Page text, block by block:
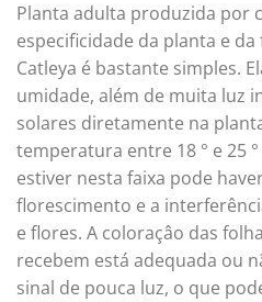
Planta adulta produzida por
especificidade da planta e
Catleya é bastante simples.
umidade, além de muita luz
solares diretamente na
temperatura entre 18 ° e 25
estiver nesta faixa pode
florescimento e a
e flores. A coloraçâo das
recebem está adequada ou
sinal de pouca luz, o que